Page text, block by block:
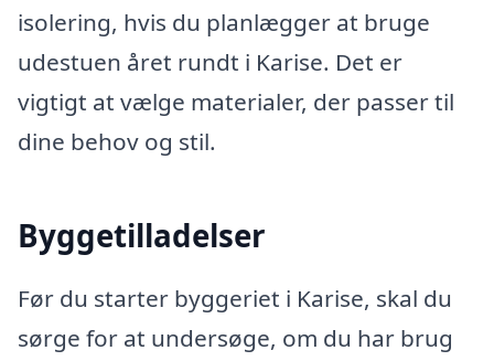
isolering, hvis du planlægger at bruge
udestuen året rundt i Karise. Det er
vigtigt at vælge materialer, der passer til
dine behov og stil.
Byggetilladelser
Før du starter byggeriet i Karise, skal du
sørge for at undersøge, om du har brug